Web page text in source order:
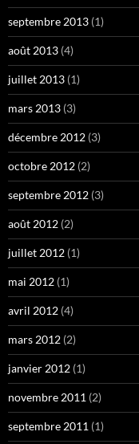
septembre 2013 (1)
août 2013 (4)
juillet 2013 (1)
mars 2013 (3)
décembre 2012 (3)
octobre 2012 (2)
septembre 2012 (3)
août 2012 (2)
juillet 2012 (1)
mai 2012 (1)
avril 2012 (4)
mars 2012 (2)
janvier 2012 (1)
novembre 2011 (2)
septembre 2011 (1)